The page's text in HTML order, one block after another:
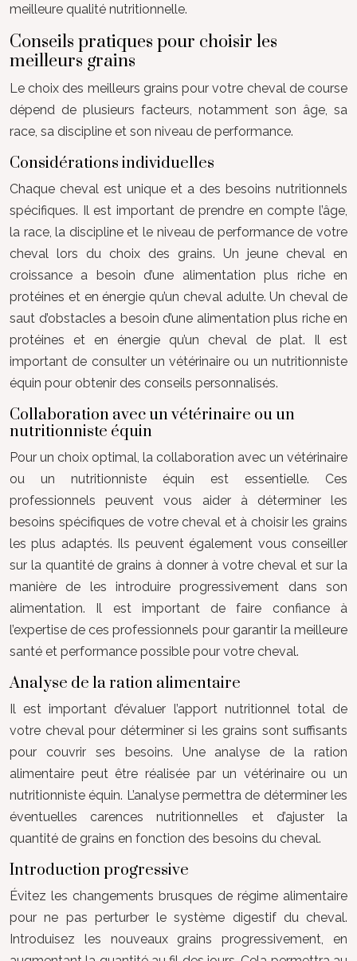
meilleure qualité nutritionnelle.
Conseils pratiques pour choisir les
meilleurs grains
Le choix des meilleurs grains pour votre cheval de course
dépend de plusieurs facteurs, notamment son âge, sa
race, sa discipline et son niveau de performance.
Considérations individuelles
Chaque cheval est unique et a des besoins nutritionnels
spécifiques. Il est important de prendre en compte l’âge,
la race, la discipline et le niveau de performance de votre
cheval lors du choix des grains. Un jeune cheval en
croissance a besoin d’une alimentation plus riche en
protéines et en énergie qu’un cheval adulte. Un cheval de
saut d’obstacles a besoin d’une alimentation plus riche en
protéines et en énergie qu’un cheval de plat. Il est
important de consulter un vétérinaire ou un nutritionniste
équin pour obtenir des conseils personnalisés.
Collaboration avec un vétérinaire ou un
nutritionniste équin
Pour un choix optimal, la collaboration avec un vétérinaire
ou un nutritionniste équin est essentielle. Ces
professionnels peuvent vous aider à déterminer les
besoins spécifiques de votre cheval et à choisir les grains
les plus adaptés. Ils peuvent également vous conseiller
sur la quantité de grains à donner à votre cheval et sur la
manière de les introduire progressivement dans son
alimentation. Il est important de faire confiance à
l’expertise de ces professionnels pour garantir la meilleure
santé et performance possible pour votre cheval.
Analyse de la ration alimentaire
Il est important d’évaluer l’apport nutritionnel total de
votre cheval pour déterminer si les grains sont suffisants
pour couvrir ses besoins. Une analyse de la ration
alimentaire peut être réalisée par un vétérinaire ou un
nutritionniste équin. L’analyse permettra de déterminer les
éventuelles carences nutritionnelles et d’ajuster la
quantité de grains en fonction des besoins du cheval.
Introduction progressive
Évitez les changements brusques de régime alimentaire
pour ne pas perturber le système digestif du cheval.
Introduisez les nouveaux grains progressivement, en